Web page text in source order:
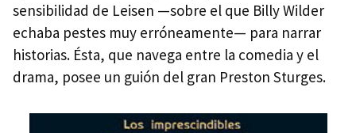
sensibilidad de Leisen —sobre el que Billy Wilder
echaba pestes muy erróneamente— para narrar
historias. Ésta, que navega entre la comedia y el
drama, posee un guión del gran Preston Sturges.